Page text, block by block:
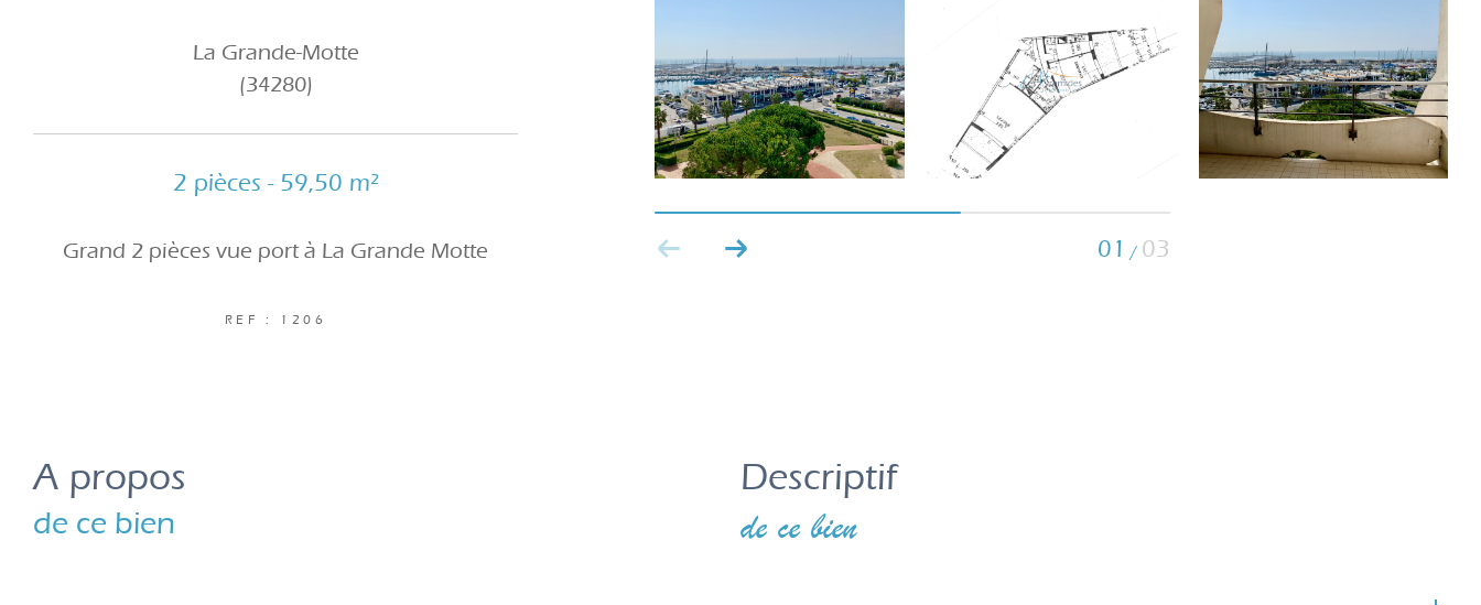
01 / 03
La Grande-Motte
(34280)
2 pièces - 59,50 m²
Grand 2 pièces vue port à La Grande Motte
REF : 1206
a propos
de ce bien
descriptif
de ce bien